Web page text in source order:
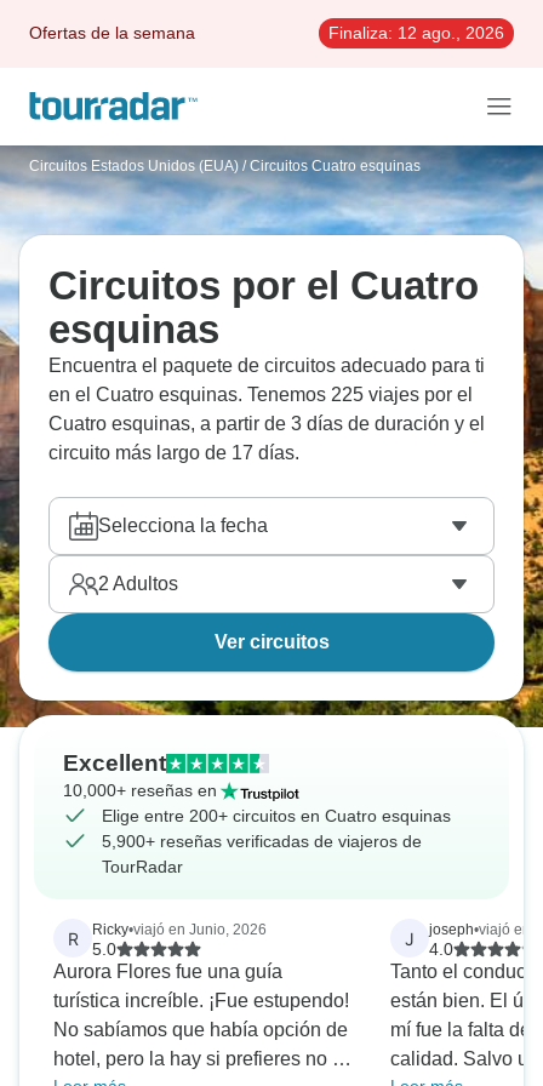
Ofertas de la semana Finaliza: 12 ago., 2026
Circuitos Estados Unidos (EUA) / Circuitos Cuatro esquinas
Circuitos por el Cuatro
esquinas
Encuentra el paquete de circuitos adecuado para ti
en el Cuatro esquinas. Tenemos 225 viajes por el
Cuatro esquinas, a partir de 3 días de duración y el
circuito más largo de 17 días.
Selecciona la fecha
2 Adultos
Ver circuitos
Excellent
10,000+ reseñas en
Elige entre 200+ circuitos en Cuatro esquinas
5,900+ reseñas verificadas de viajeros de
TourRadar
R Ricky•viajó en Junio, 2026
5.0
Aurora Flores fue una guía
turística increíble. ¡Fue estupendo!
No sabíamos que había opción de
hotel, pero la hay si prefieres no ir
J joseph•viajó en
4.0
Tanto el
están bien. El
mí fue la falta de
calidad. Salvo un